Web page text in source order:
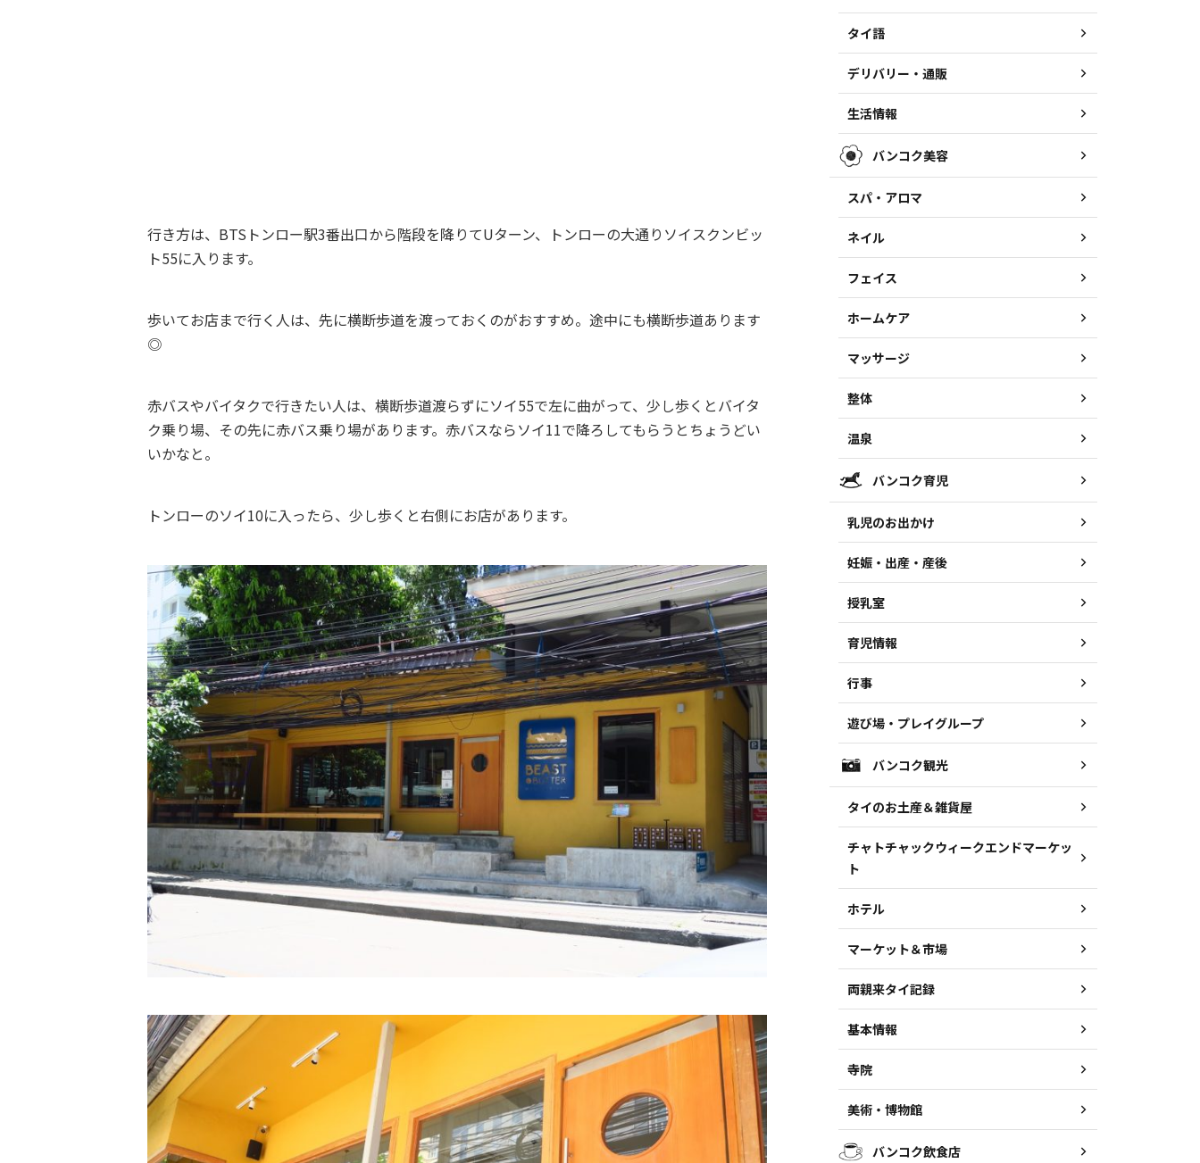
行き方は、BTSトンロー駅3番出口から階段を降りてUターン、トンローの大通りソイスクンビッ
ト55に入ります。
歩いてお店まで行く人は、先に横断歩道を渡っておくのがおすすめ。途中にも横断歩道あります
◎
赤バスやバイタクで行きたい人は、横断歩道渡らずにソイ55で左に曲がって、少し歩くとバイタ
ク乗り場、その先に赤バス乗り場があります。赤バスならソイ11で降ろしてもらうとちょうどい
いかなと。
トンローのソイ10に入ったら、少し歩くと右側にお店があります。
タイ語
デリバリー・通販
生活情報
バンコク美容
スパ・アロマ
ネイル
フェイス
ホームケア
マッサージ
整体
温泉
バンコク育児
乳児のお出かけ
妊娠・出産・産後
授乳室
育児情報
行事
遊び場・プレイグループ
バンコク観光
タイのお土産＆雑貨屋
チャトチャックウィークエンドマーケッ
ト
ホテル
マーケット＆市場
両親来タイ記録
基本情報
寺院
美術・博物館
バンコク飲食店